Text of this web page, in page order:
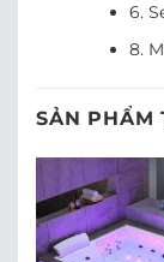
6.
8.
SẢN PHẨM